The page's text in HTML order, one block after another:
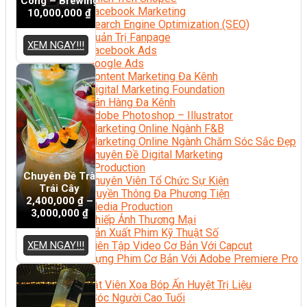
Facebook Marketing
Search Engine Optimization (SEO)
Quản Trị Fanpage
Facebook Ads
Google Ads
Content Marketing Đa Kênh
Digital Marketing Foundation
Bán Hàng Đa Kênh
Adobe Photoshop – Illustrator
Marketing Online Ngành F&B
Marketing Online Ngành Chăm Sóc Sắc Đẹp
Chuyên Đề Digital Marketing
Media Production
Chuyên Viên Tổ Chức Sự Kiện
Truyền Thông Đa Phương Tiện
Media Production
Nhiếp Ảnh Thương Mại
Sản Xuất Phim Kỹ Thuật Số
Biên Tập Video Cơ Bản Với Capcut
Dựng Phim Cơ Bản Với Adobe Premiere Pro
Sức Khỏe
Kỹ Thuật Viên Xoa Bóp Ấn Huyệt Trị Liệu
Chăm Sóc Người Cao Tuổi
10,000,000 ₫
XEM NGAY!!!
Chuyên Đề Trà
Trái Cây
2,400,000₫–
3,000,000 ₫
XEM NGAY!!!